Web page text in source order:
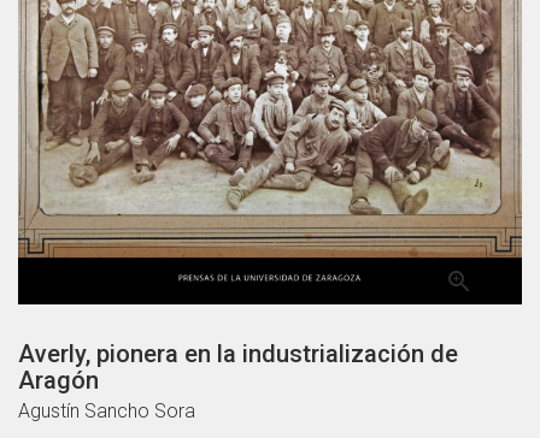

Averly, pionera en la industrialización de
Aragón
Agustín Sancho Sora